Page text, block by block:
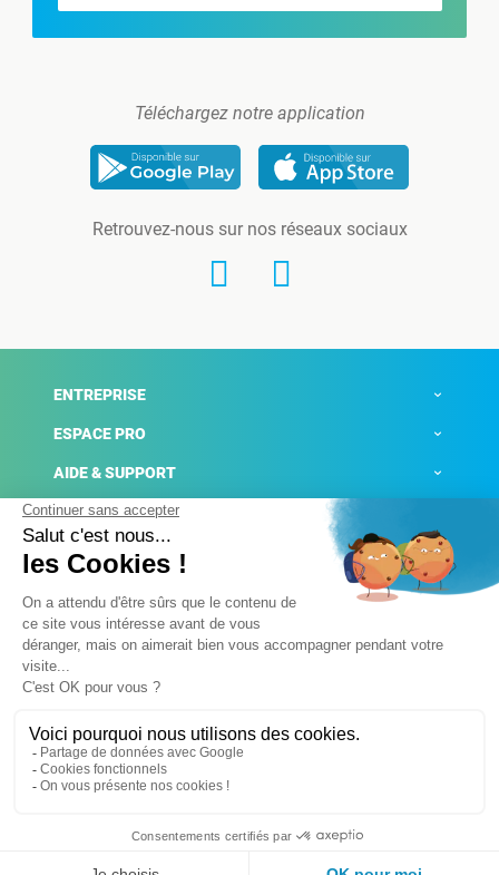
Téléchargez notre application
Retrouvez-nous sur nos réseaux sociaux
ENTREPRISE
ESPACE PRO
AIDE & SUPPORT
ACTUALITÉS
Mentions légales
Conditions générales de ventes
Plateforme de signalement